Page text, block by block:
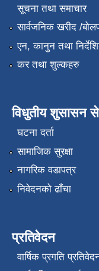
सूचना तथा समाचार
सार्वजनिक खरीद /
एन, कानुन तथा
कर तथा शुल्कहरु
विधुतीय शुसासन
घटना दर्ता
सामाजिक सुरक्षा
नागरिक वडापत्र
निवेदनको ढाँचा
प्रतिवेदन
वार्षिक प्रगति